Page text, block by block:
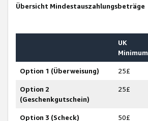
Übersicht Mindestauszahlungsbeträge
UK
Minimum
Option 1 (Überweisung) 25£
Option 2
(Geschenkgutschein)
25£
Option 3 (Scheck) 50£